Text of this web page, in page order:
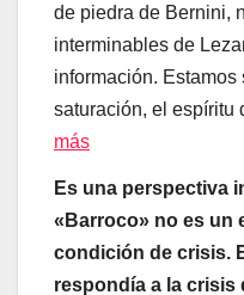
de piedra de Bernini,
interminables de
información. Estamos
saturación, el espíritu
más
Es una perspectiva
«Barroco» no es un
condición de crisis.
respondía a la crisis